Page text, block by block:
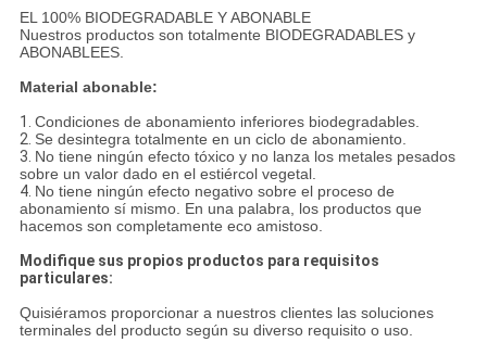
EL 100% BIODEGRADABLE Y ABONABLE
Nuestros productos son totalmente BIODEGRADABLES y
ABONABLEES.
Material abonable:
1. Condiciones de abonamiento inferiores biodegradables.
2. Se desintegra totalmente en un ciclo de abonamiento.
3. No tiene ningún efecto tóxico y no lanza los metales pesados
sobre un valor dado en el estiércol vegetal.
4. No tiene ningún efecto negativo sobre el proceso de
abonamiento sí mismo. En una palabra, los productos que
hacemos son completamente eco amistoso.
Modifique sus propios productos para requisitos
particulares:
Quisiéramos proporcionar a nuestros clientes las soluciones
terminales del producto según su diverso requisito o uso.